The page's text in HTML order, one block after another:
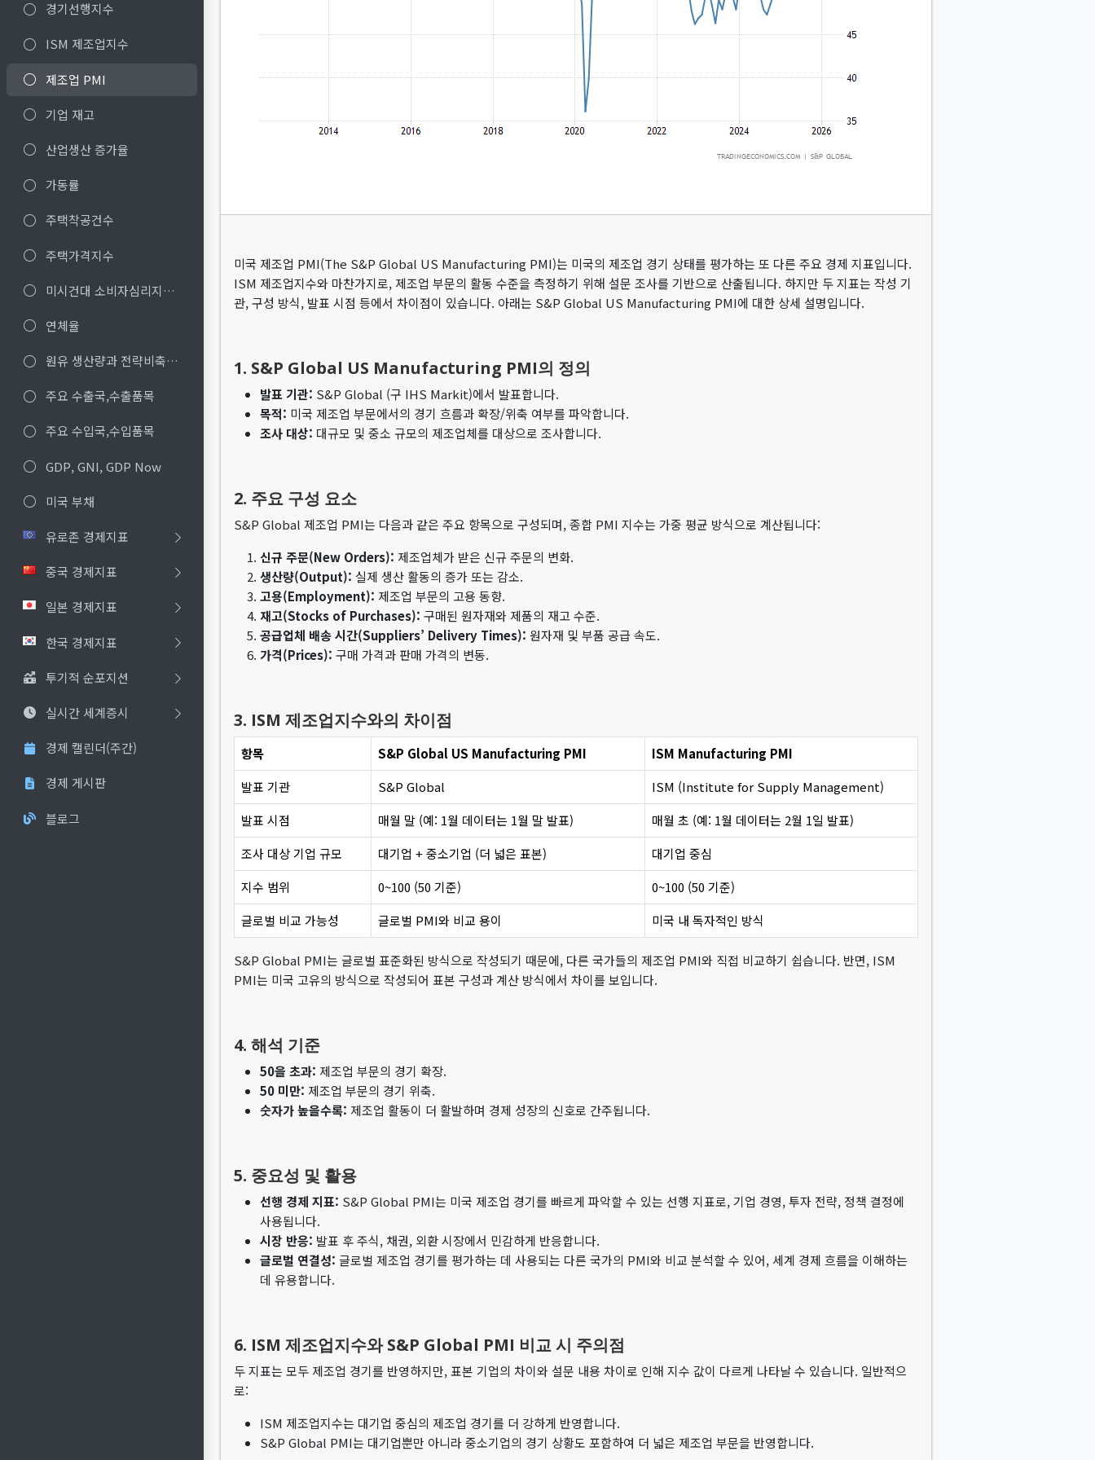
경기선행지수
ISM 제조업지수
제조업 PMI
기업 재고
산업생산 증가율
가동률
주택착공건수
주택가격지수
미시건대 소비자심리지수 등
연체율
원유 생산량과 전략비축재고
주요 수출국,수출품목
주요 수입국,수입품목
GDP, GNI, GDP Now
미국 부채
유로존 경제지표
중국 경제지표
일본 경제지표
한국 경제지표
투기적 순포지션
실시간 세계증시
경제 캘린더(주간)
경제 게시판
블로그
미국 제조업 PMI(The S&P Global US Manufacturing PMI)는 미국의 제조업 경기 상태를 평가하는 또 다른 주요 경제 지표입니다.
ISM 제조업지수와 마찬가지로, 제조업 부문의 활동 수준을 측정하기 위해 설문 조사를 기반으로 산출됩니다. 하지만 두 지표는 작성 기
관, 구성 방식, 발표 시점 등에서 차이점이 있습니다. 아래는 S&P Global US Manufacturing PMI에 대한 상세 설명입니다.
1. S&P Global US Manufacturing PMI의 정의
발표 기관: S&P Global (구 IHS Markit)에서 발표합니다.
목적: 미국 제조업 부문에서의 경기 흐름과 확장/위축 여부를 파악합니다.
조사 대상: 대규모 및 중소 규모의 제조업체를 대상으로 조사합니다.
2. 주요 구성 요소
S&P Global 제조업 PMI는 다음과 같은 주요 항목으로 구성되며, 종합 PMI 지수는 가중 평균 방식으로 계산됩니다:
신규 주문(New Orders): 제조업체가 받은 신규 주문의 변화.
생산량(Output): 실제 생산 활동의 증가 또는 감소.
고용(Employment): 제조업 부문의 고용 동향.
재고(Stocks of Purchases): 구매된 원자재와 제품의 재고 수준.
공급업체 배송 시간(Suppliers’ Delivery Times): 원자재 및 부품 공급 속도.
가격(Prices): 구매 가격과 판매 가격의 변동.
3. ISM 제조업지수와의 차이점
항목 S&P Global US Manufacturing PMI
ISM Manufacturing PMI
발표 기관
S&P Global
ISM (Institute for Supply Management)
발표 시점
매월 말 (예: 1월 데이터는 1월 말 발표)
매월 초 (예: 1월 데이터는 2월 1일 발표)
조사 대상 기업 규모
대기업 + 중소기업 (더 넓은 표본)
대기업 중심
지수 범위
0~100 (50 기준)
0~100 (50 기준)
글로벌 비교 가능성
글로벌 PMI와 비교 용이 미국 내 독자적인 방식
S&P Global PMI는 글로벌 표준화된 방식으로 작성되기 때문에, 다른 국가들의 제조업 PMI와 직접 비교하기 쉽습니다. 반면, ISM
PMI는 미국 고유의 방식으로 작성되어 표본 구성과 계산 방식에서 차이를 보입니다.
4. 해석 기준
50을 초과: 제조업 부문의 경기 확장.
50 미만: 제조업 부문의 경기 위축.
숫자가 높을수록: 제조업 활동이 더 활발하며 경제 성장의 신호로 간주됩니다.
5. 중요성 및 활용
선행 경제 지표: S&P Global PMI는 미국 제조업 경기를 빠르게 파악할 수 있는 선행 지표로, 기업 경영, 투자 전략, 정책 결정에
사용됩니다.
시장 반응: 발표 후 주식, 채권, 외환 시장에서 민감하게 반응합니다.
글로벌 연결성: 글로벌 제조업 경기를 평가하는 데 사용되는 다른 국가의 PMI와 비교 분석할 수 있어, 세계 경제 흐름을 이해하는
데 유용합니다.
6. ISM 제조업지수와 S&P Global PMI 비교 시 주의점
두 지표는 모두 제조업 경기를 반영하지만, 표본 기업의 차이와 설문 내용 차이로 인해 지수 값이 다르게 나타날 수 있습니다. 일반적으
로:
ISM 제조업지수는 대기업 중심의 제조업 경기를 더 강하게 반영합니다.
S&P Global PMI는 대기업뿐만 아니라 중소기업의 경기 상황도 포함하여 더 넓은 제조업 부문을 반영합니다.